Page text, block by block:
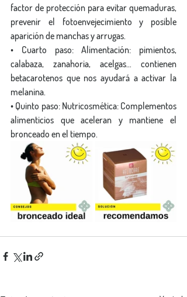
factor de protección para evitar quemaduras,
prevenir el fotoenvejecimiento y posible
aparición de manchas y arrugas.
• Cuarto paso: Alimentación: pimientos,
calabaza, zanahoria, acelgas… contienen
betacarotenos que nos ayudará a activar la
melanina.
• Quinto paso: Nutricosmética: Complementos
alimenticios que aceleran y mantiene el
bronceado en el tiempo.